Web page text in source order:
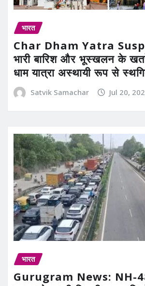
भारत
Char Dham Yatra
भारी बारिश और भूस्खलन के
धाम यात्रा अस्थायी रूप से
Satvik Samachar Jul 20,
भारत
Gurugram News: NH-